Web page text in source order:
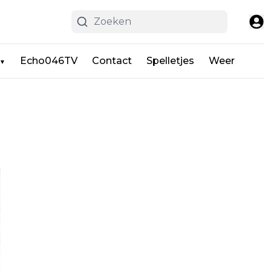
▼ Echo046TV Contact Spelletjes Weer